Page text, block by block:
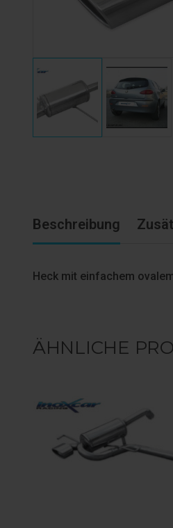
Beschreibung
Heck mit einfachem
ÄHNLICHE